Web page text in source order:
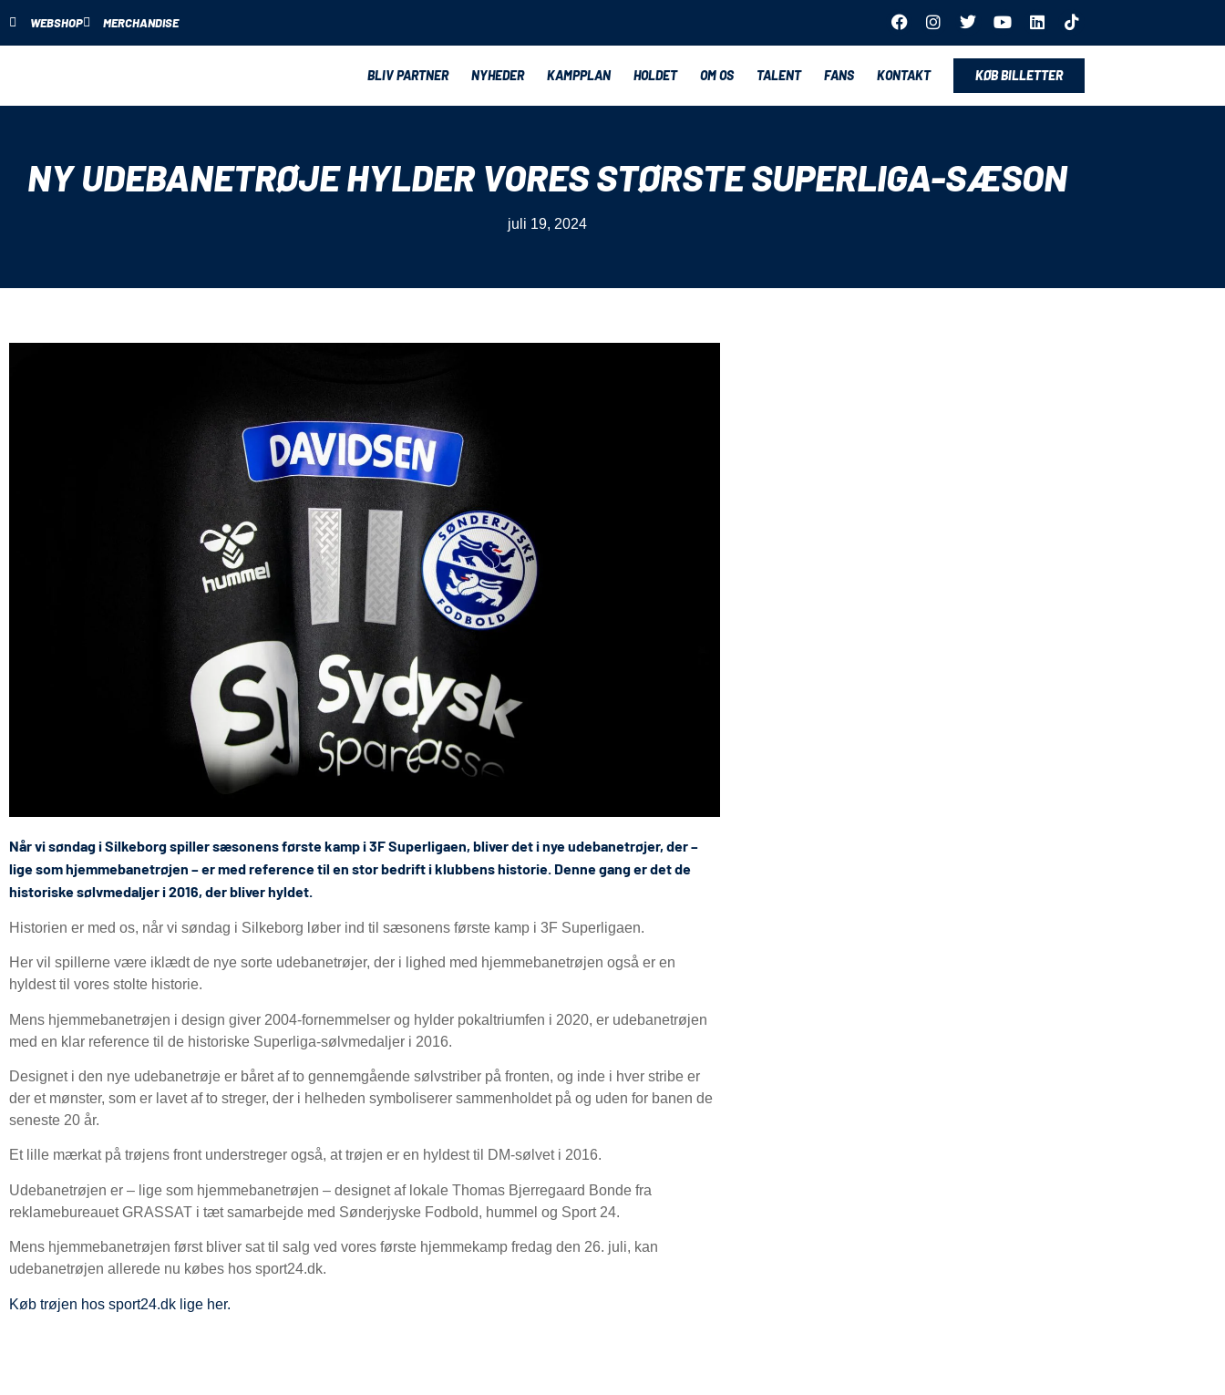
WEBSHOP MERCHANDISE
BLIV PARTNER NYHEDER KAMPPLAN HOLDET OM OS TALENT FANS KONTAKT KØB BILLETTER
NY UDEBANETRØJE HYLDER VORES STØRSTE SUPERLIGA-SÆSON
juli 19, 2024
Når vi søndag i Silkeborg spiller sæsonens første kamp i 3F Superligaen, bliver det i nye udebanetrøjer, der –
lige som hjemmebanetrøjen – er med reference til en stor bedrift i klubbens historie. Denne gang er det de
historiske sølvmedaljer i 2016, der bliver hyldet.
Historien er med os, når vi søndag i Silkeborg løber ind til sæsonens første kamp i 3F Superligaen.
Her vil spillerne være iklædt de nye sorte udebanetrøjer, der i lighed med hjemmebanetrøjen også er en
hyldest til vores stolte historie.
Mens hjemmebanetrøjen i design giver 2004-fornemmelser og hylder pokaltriumfen i 2020, er udebanetrøjen
med en klar reference til de historiske Superliga-sølvmedaljer i 2016.
Designet i den nye udebanetrøje er båret af to gennemgående sølvstriber på fronten, og inde i hver stribe er
der et mønster, som er lavet af to streger, der i helheden symboliserer sammenholdet på og uden for banen de
seneste 20 år.
Et lille mærkat på trøjens front understreger også, at trøjen er en hyldest til DM-sølvet i 2016.
Udebanetrøjen er – lige som hjemmebanetrøjen – designet af lokale Thomas Bjerregaard Bonde fra
reklamebureauet GRASSAT i tæt samarbejde med Sønderjyske Fodbold, hummel og Sport 24.
Mens hjemmebanetrøjen først bliver sat til salg ved vores første hjemmekamp fredag den 26. juli, kan
udebanetrøjen allerede nu købes hos sport24.dk.
Køb trøjen hos sport24.dk lige her.